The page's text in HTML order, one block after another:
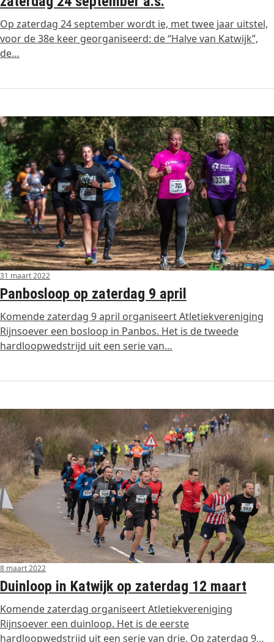
Op zaterdag 24 september wordt ie, met twee jaar uitstel,
voor de 38e keer georganiseerd: de “Halve van Katwijk”,
de…
31 maart 2022
Panbosloop op zaterdag 9 april
Komende zaterdag 9 april organiseert Atletiekvereniging
Rijnsoever een bosloop in Panbos. Het is de tweede
hardloopwedstrijd uit een serie van…
8 maart 2022
Duinloop in Katwijk op zaterdag 12 maart
Komende zaterdag organiseert Atletiekvereniging
Rijnsoever een duinloop. Het is de eerste
hardloopwedstrijd uit een serie van drie. Op zaterdag 9…